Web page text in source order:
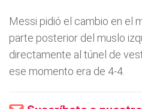
Messi pidió el cambio en el
parte posterior del muslo
directamente al túnel de
ese momento era de 4-4.